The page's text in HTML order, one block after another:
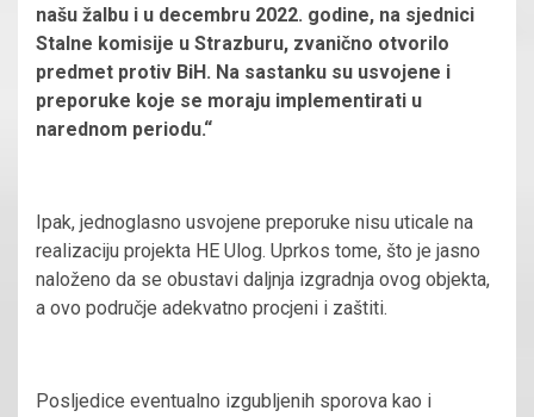
našu žalbu i u decembru 2022. godine, na sjednici
Stalne komisije u Strazburu, zvanično otvorilo
predmet protiv BiH. Na sastanku su usvojene i
preporuke koje se moraju implementirati u
narednom periodu.“
Ipak, jednoglasno usvojene preporuke nisu uticale na
realizaciju projekta HE Ulog. Uprkos tome, što je jasno
naloženo da se obustavi daljnja izgradnja ovog objekta,
a ovo područje adekvatno procjeni i zaštiti.
Posljedice eventualno izgubljenih sporova kao i